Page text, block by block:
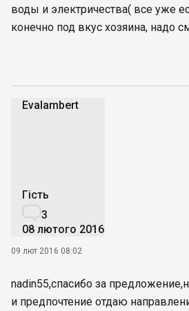
воды и электричества( все уже
конечно под вкус хозяина, надо
Evalambert
Гість
3
08 лютого 2016
09 лют 2016 08:02
nadin55,спасибо за
и предпочтение отдаю